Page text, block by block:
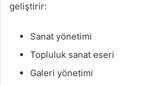
geliştirir:
Sanat yönetimi
Topluluk sanat eseri
Galeri yönetimi